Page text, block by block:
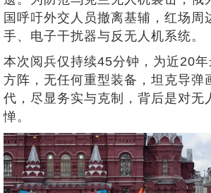
国呼吁外交人员撤离基辅，红场周
手、电子干扰器与反无人机系统。
本次阅兵仅持续45分钟，为近20
方阵，无任何重型装备，坦克导弹
代，尽显务实与克制，背后是对无
惮。